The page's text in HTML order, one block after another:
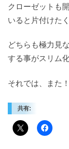
クローゼットも
いると片付けた
どちらも極力見
する事がスリム
それでは、また！
共有: